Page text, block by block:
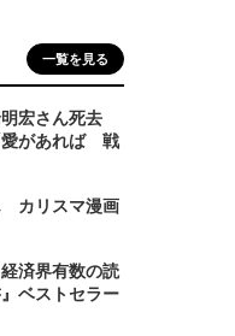
一覧を見る
明宏さん死去
愛があれば 戦
カリスマ漫画
済界有数の読
ベストセラー